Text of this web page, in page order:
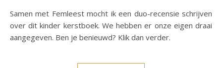
Samen met Femleest mocht ik een duo-recensie schrijven
over dit kinder kerstboek. We hebben er onze eigen draai
aangegeven. Ben je benieuwd? Klik dan verder.